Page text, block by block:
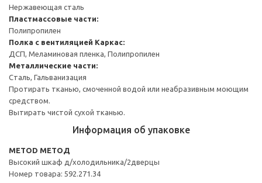
Нержавеющая сталь
Пластмассовые части:
Полипропилен
Полка с вентиляцией Каркас:
ДСП, Меламиновая пленка, Полипропилен
Металлические части:
Сталь, Гальванизация
Протирать тканью, смоченной водой или неабразивным моющим
средством.
Вытирать чистой сухой тканью.
Информация об упаковке
METOD МЕТОД
Высокий шкаф д/холодильника/2дверцы
Номер товара: 592.271.34